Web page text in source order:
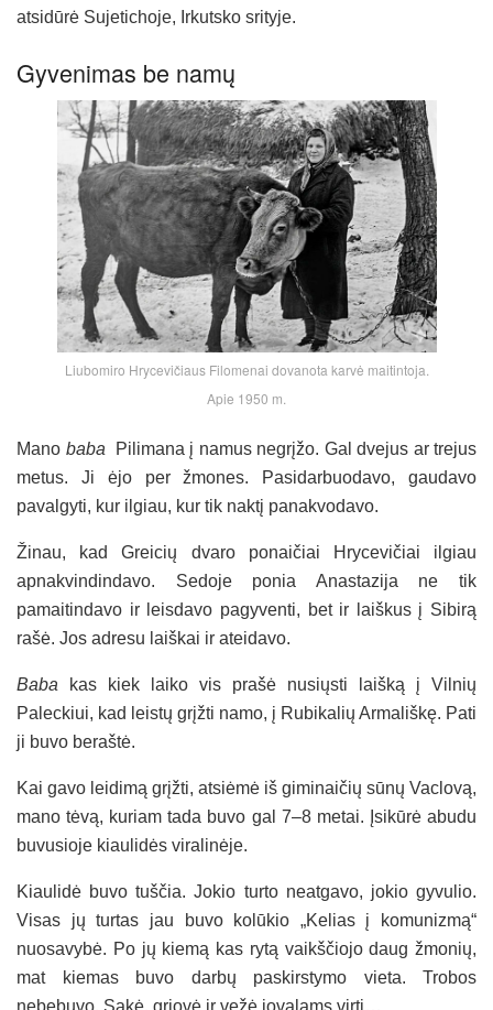
atsidūrė Sujetichoje, Irkutsko srityje.
Gyvenimas be namų
Liubomiro Hrycevičiaus Filomenai dovanota karvė maitintoja.
Apie 1950 m.
Mano baba
Pilimana į namus negrįžo. Gal dvejus ar trejus
metus. Ji ėjo per žmones. Pasidarbuodavo, gaudavo
pavalgyti, kur ilgiau, kur tik naktį panakvodavo.
Žinau, kad Greicių dvaro ponaičiai Hrycevičiai ilgiau
apnakvindindavo. Sedoje ponia Anastazija ne tik
pamaitindavo ir leisdavo pagyventi, bet ir laiškus į Sibirą
rašė. Jos adresu laiškai ir ateidavo.
Baba
kas kiek laiko vis prašė nusiųsti laišką į Vilnių
Paleckiui, kad leistų grįžti namo, į Rubikalių Armališkę. Pati
ji buvo beraštė.
Kai gavo leidimą grįžti, atsiėmė iš giminaičių sūnų Vaclovą,
mano tėvą, kuriam tada buvo gal 7–8 metai. Įsikūrė abudu
buvusioje kiaulidės viralinėje.
Kiaulidė buvo tuščia. Jokio turto neatgavo, jokio gyvulio.
Visas jų turtas jau buvo kolūkio „Kelias į komunizmą“
nuosavybė. Po jų kiemą kas rytą vaikščiojo daug žmonių,
mat kiemas buvo darbų paskirstymo vieta. Trobos
nebebuvo. Sakė, griovė ir vežė jovalams virti…